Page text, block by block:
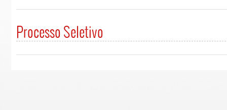
Processo Seletivo